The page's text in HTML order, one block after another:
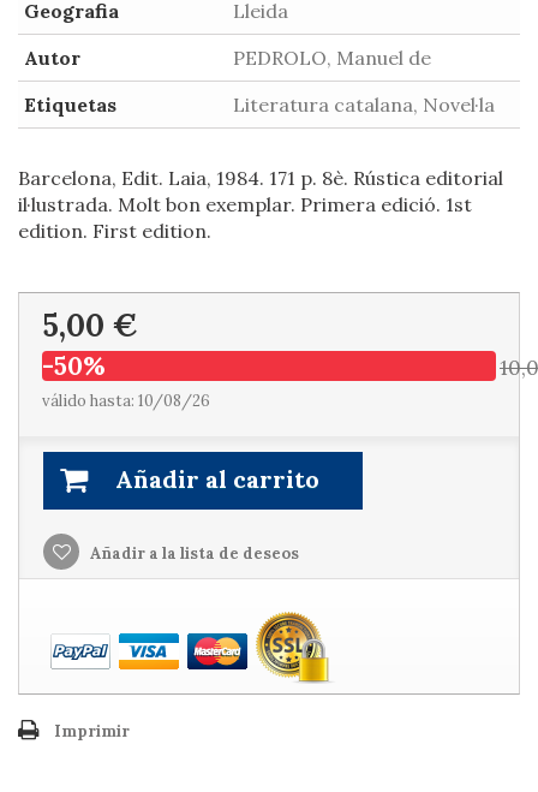
Geografia
Lleida
Autor
PEDROLO, Manuel de
Etiquetas
Literatura catalana, Novel·la
Barcelona, Edit. Laia, 1984. 171 p. 8è. Rústica editorial
il·lustrada. Molt bon exemplar. Primera edició. 1st
edition. First edition.
5,00 €
-50%
válido hasta: 10/08/26
Añadir al carrito
Añadir a la lista de deseos
Imprimir